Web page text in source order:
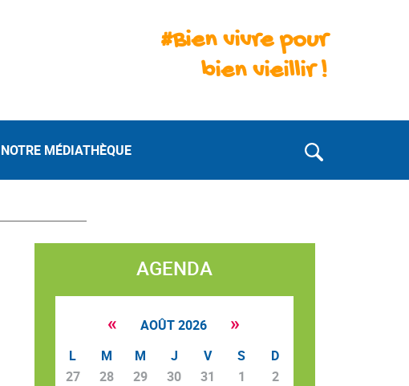
#Bien vivre pour
bien vieillir !
NOTRE MÉDIATHÈQUE
AGENDA
« AOÛT 2026 »
L M M J V S
D
27
28 29 30 31 1
2